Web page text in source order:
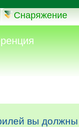
Снаряжение
вы